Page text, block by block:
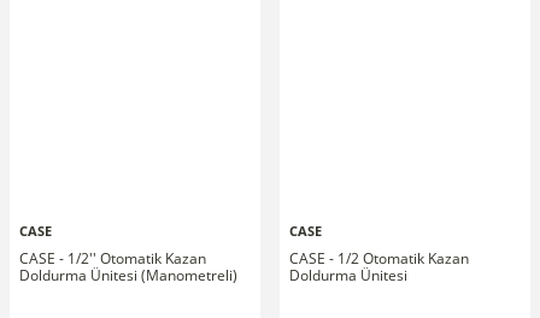
CASE
CASE - 1/2'' Otomatik Kazan
Doldurma Ünitesi (Manometreli)
CASE
CASE - 1/2 Otomatik Kazan
Doldurma Ünitesi